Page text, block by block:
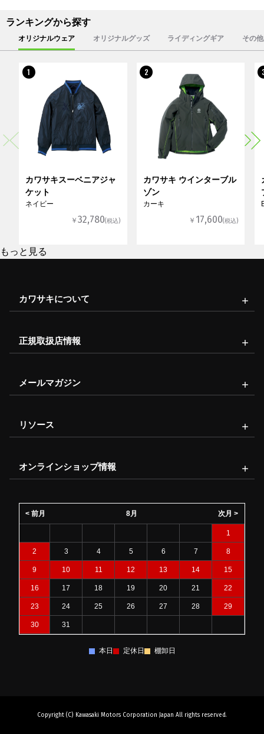
ランキングから探す
オリジナルウェア オリジナルグッズ ライディングギア その
1
カワサキスーベニアジャ
ケット
ネイビー
￥32,780(税込)
2
カワサキ ウインターブル
ゾン
カーキ
￥ 17,600(税込)
もっと見る
カワサキについて
正規取扱店情報
メールマガジン
リソース
オンラインショップ情報
8月
< 前月 次月 >
1
2 3 4 5 6 7 8
9 10 11 12 13 14 15
16 17 18 19 20 21 22
23 24 25 26 27 28 29
30 31
本日 定休日 棚卸日
Copyright (C) Kawasaki Motors Corporation Japan All rights reserved.